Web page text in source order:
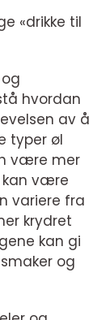
«drikke til
hvordan
av å
typer øl
være mer
kan være
variere fra
krydret
kan gi
og